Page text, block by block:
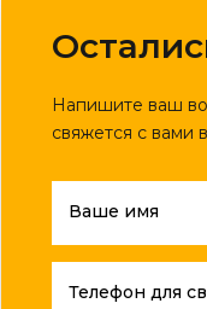
Напишите ваш
свяжется с вами
Ваше имя
Телефон для